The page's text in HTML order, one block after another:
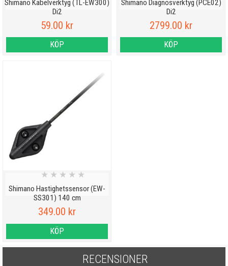
Shimano Kabelverktyg (TL-EW300)
Di2
59.00 kr
KÖP
Shimano Diagnosverktyg (PCE02)
Di2
2799.00 kr
KÖP
Shimano Hastighetssensor (EW-
SS301) 140 cm
★ ★ ★ ★ ★
349.00 kr
KÖP
RECENSIONER